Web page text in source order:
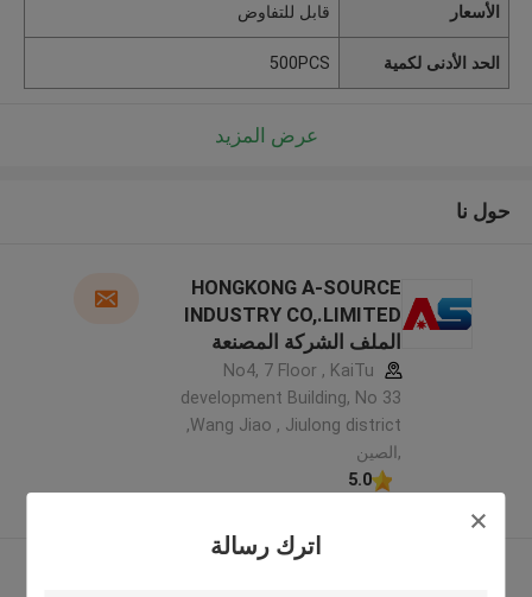
اترك رسالة
الأسعار قابل للتفاوض
الحد الأدنى لكمية 500PCS
عرض المزيد
حول نا
HONGKONG A-SOURCE
INDUSTRY CO,.LIMITED
الملف الشركة المصنعة
No4, 7 Floor , KaiTu
development Building, No 33
,Wang Jiao , Jiulong district
,الصين
5.0